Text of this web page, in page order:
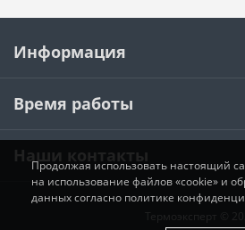
Информация
Время работы
Наши контакты
Термоэксперт ©
Продолжая использовать настоящий
на использование файлов «cookie» и
данных согласно политике